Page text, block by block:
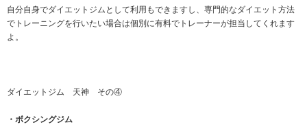
自分自身でダイエットジムとして利用もできますし、専門的なダイエット方法
でトレーニングを行いたい場合は個別に有料でトレーナーが担当してくれます
よ。
ダイエットジム 天神 その④
・ボクシングジム